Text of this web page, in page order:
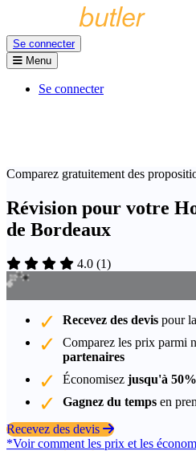
Se connecter
Menu
Se connecter
Comparez gratuitement des
Révision pour votre
de Bordeaux
4.0 (1)
Recevez des devis pour
Comparez les prix parmi
partenaires
Économisez jusqu'à 50%
Gagnez du temps en
Recevez des devis
*Voir comment les prix et les